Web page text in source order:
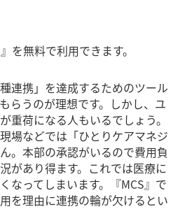
を無料で利用できます。
連携」を達成するためのツール
らうのが理想です。しかし、ユ
重荷になる人もいるでしょう。
場などでは「ひとりケアマネジ
。本部の承認がいるので費用負
があり得ます。これでは医療に
なってしまいます。『MCS』で
を理由に連携の輪が欠けるとい